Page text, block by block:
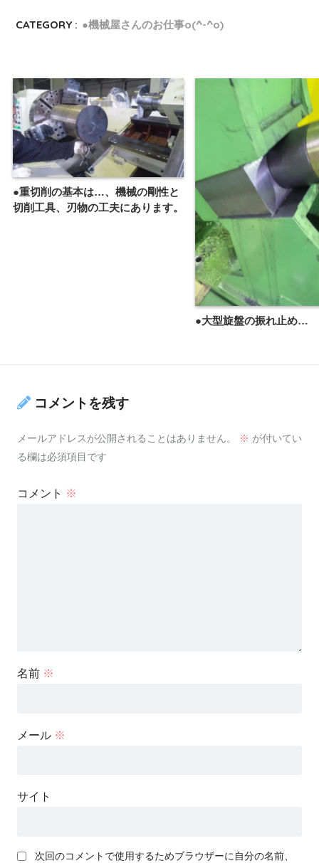
CATEGORY : ●機械屋さんのお仕事o(^-^o)
●重切削の基本は…、機械の剛性と
切削工具、刃物の工夫にあります。
●大型旋盤の振れ止め…
コメントを残す
メールアドレスが公開されることはありません。 ※ が付いてい
る欄は必須項目です
コメント ※
名前 ※
メール ※
サイト
次回のコメントで使用するためブラウザーに自分の名前、